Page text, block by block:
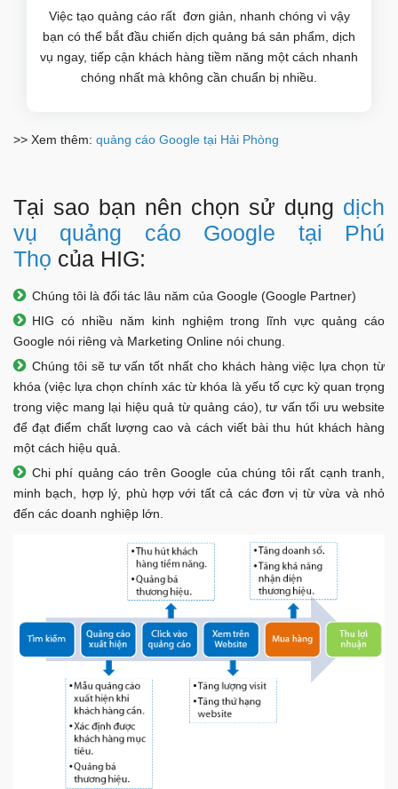
Việc tạo quảng cáo rất đơn giản, nhanh chóng vì vậy
bạn có thể bắt đầu chiến dịch quảng bá sản phẩm, dịch
vụ ngay, tiếp cận khách hàng tiềm năng một cách nhanh
chóng nhất mà không cần chuẩn bị nhiều.
>> Xem thêm: quảng cáo Google tại Hải Phòng
Tại sao bạn nên chọn sử dụng dịch
vụ quảng cáo Google tại Phú
Thọ của HIG:
Chúng tôi là đối tác lâu năm của Google (Google Partner)
HIG có nhiều năm kinh nghiệm trong lĩnh vực quảng cáo
Google nói riêng và Marketing Online nói chung.
Chúng tôi sẽ tư vấn tốt nhất cho khách hàng việc lựa chọn từ
khóa (việc lựa chọn chính xác từ khóa là yếu tố cực kỳ quan trọng
trong việc mang lại hiệu quả từ quảng cáo), tư vấn tối ưu website
để đạt điểm chất lượng cao và cách viết bài thu hút khách hàng
một cách hiệu quả.
Chi phí quảng cáo trên Google của chúng tôi rất cạnh tranh,
minh bạch, hợp lý, phù hợp với tất cả các đơn vị từ vừa và nhỏ
đến các doanh nghiệp lớn.